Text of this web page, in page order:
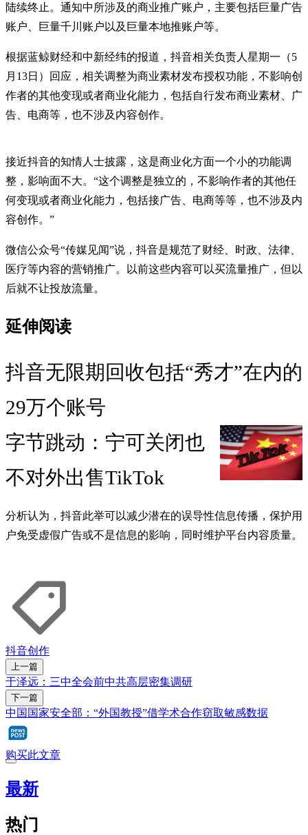
陆续终止。通知中所涉及的商业推广账户，主要包括巨量广告
账户、巨量千川账户以及巨量本地推账户等。
根据蓝鲸财经和中新经纬的报道，抖音相关负责人星期一（5
月13日）回应，相关调整为商业素材发布授权功能，不影响创
作者的其他变现或者商业化能力，包括自行发布商业素材、广
告、电商等，也不涉及内容创作。
接近抖音的知情人士披露，这是商业化方面一个小的功能调
整，影响面不大。“这个调整是独立的，不影响作者的其他任
何变现或者商业化能力，包括接广告、电商等等，也不涉及内
容创作。”
微信公众号“传媒见闻”说，抖音是规范了财经、时政、法律、
医疗等内容的营销推广。以前这些内容可以买流量推广，但以
后就不让投放流量。
延伸阅读
抖音无限期回收包括“秀才”在内的
29万个账号
字节跳动：宁可关闭也
不对外出售TikTok
分析认为，抖音此举可以减少潜在的误导性信息传播，保护用
户免受虚假广告或不是信息的影响，同时维护平台内容质量。
抖音创作
上一篇
于泽远：三中全会前中共高层密集调研
下一篇
中国国家安全部：“外国教授”借学术合作窃取敏感数据
购买此文章
最新
热门